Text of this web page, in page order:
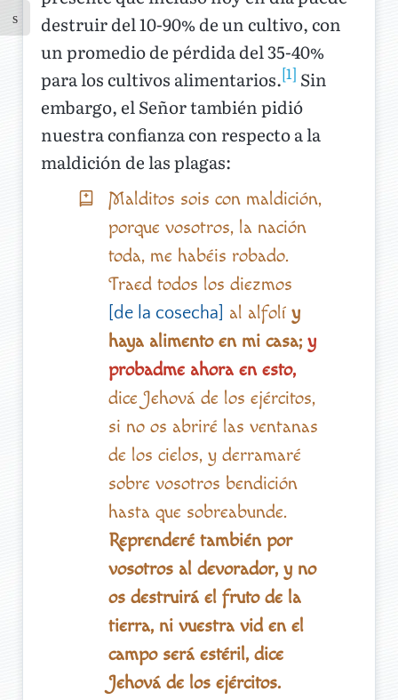
destruir del 10-90% de un cultivo, con
un promedio de pérdida del 35-40%
para los cultivos alimentarios.[1] Sin
embargo, el Señor también pidió
nuestra confianza con respecto a la
maldición de las plagas:
Malditos sois con maldición,
porque vosotros, la nación
toda, me habéis robado.
Traed todos los diezmos
[de la cosecha] al alfolí y
haya alimento en mi casa; y
probadme ahora en esto,
dice Jehová de los ejércitos,
si no os abriré las ventanas
de los cielos, y derramaré
sobre vosotros bendición
hasta que sobreabunde.
Reprenderé también por
vosotros al devorador, y no
os destruirá el fruto de la
tierra, ni vuestra vid en el
campo será estéril, dice
Jehová de los ejércitos.